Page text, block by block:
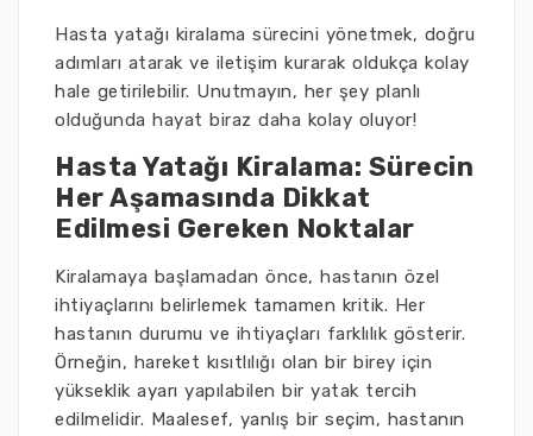
Hasta yatağı kiralama sürecini yönetmek, doğru
adımları atarak ve iletişim kurarak oldukça kolay
hale getirilebilir. Unutmayın, her şey planlı
olduğunda hayat biraz daha kolay oluyor!
Hasta Yatağı Kiralama: Sürecin
Her Aşamasında Dikkat
Edilmesi Gereken Noktalar
Kiralamaya başlamadan önce, hastanın özel
ihtiyaçlarını belirlemek tamamen kritik. Her
hastanın durumu ve ihtiyaçları farklılık gösterir.
Örneğin, hareket kısıtlılığı olan bir birey için
yükseklik ayarı yapılabilen bir yatak tercih
edilmelidir. Maalesef, yanlış bir seçim, hastanın